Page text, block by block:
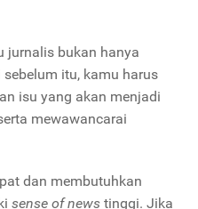
jurnalis bukan hanya
itu, kamu harus
isu yang akan menjadi
mewawancarai
dan membutuhkan
sense of news tinggi. Jika